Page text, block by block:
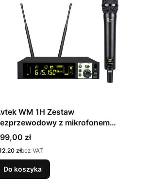
WM 1H Zestaw
z mikrofonem
zł
złbez VAT
Do koszyka